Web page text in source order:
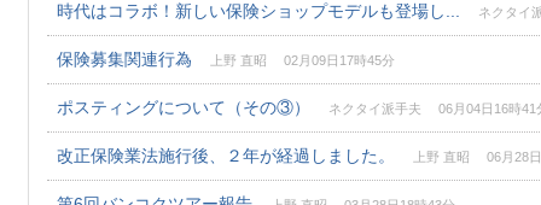
時代はコラボ！新しい保険ショップモデルも登場し... ネクタイ
保険募集関連行為 上野 直昭 02月09日17時45分
ポスティングについて（その③） ネクタイ派手夫 06月04日16時41
改正保険業法施行後、２年が経過しました。 上野 直昭 06月28日